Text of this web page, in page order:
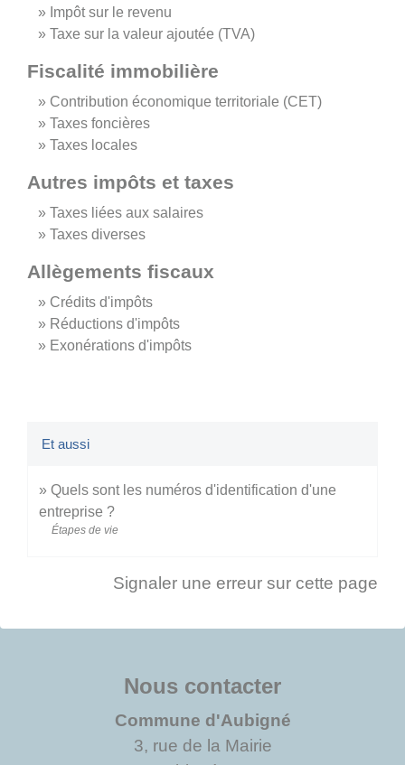
Impôt sur le revenu
Taxe sur la valeur ajoutée (TVA)
Fiscalité immobilière
Contribution économique territoriale (CET)
Taxes foncières
Taxes locales
Autres impôts et taxes
Taxes liées aux salaires
Taxes diverses
Allègements fiscaux
Crédits d'impôts
Réductions d'impôts
Exonérations d'impôts
Et aussi
Quels sont les numéros d'identification d'une
entreprise ?
Étapes de vie
Signaler une erreur sur cette page
Nous contacter
Commune d'Aubigné
3, rue de la Mairie